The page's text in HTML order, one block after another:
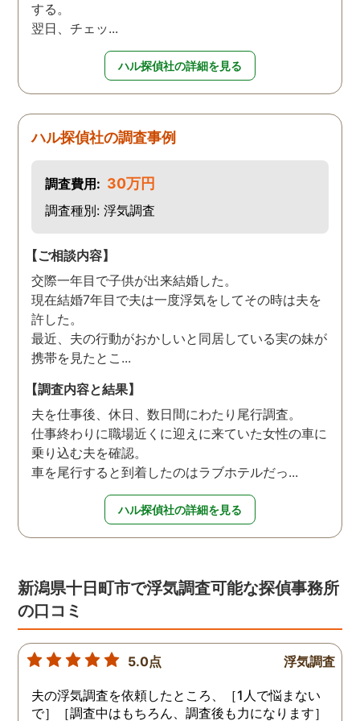
する。
翌日、チェッ...
ハル探偵社の詳細を見る
ハル探偵社の調査事例
調査費用: 30万円
調査種別: 浮気調査
【ご相談内容】
交際一年目で子供が出来結婚した。
現在結婚7年目で夫は一度浮気をしてその時は夫を
許した。
最近、夫の行動がおかしいと同居している実の妹が
携帯を見たとこ...
【調査内容と結果】
夫を仕事後、休日、数日間にわたり尾行調査。
仕事終わりに職場近くに迎えに来ていた女性の車に
乗り込む夫を確認。
車を尾行すると到着したのはラブホテルだっ...
ハル探偵社の詳細を見る
新潟県十日町市で浮気調査可能な探偵事務所
の口コミ
5.0点 浮気調査
夫の浮気調査を依頼したところ、［1人で悩まない
で］［調査中はもちろん、調査後も力になります］